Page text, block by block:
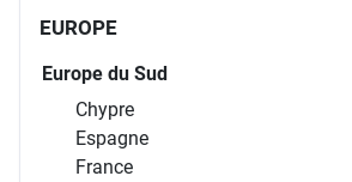
EUROPE
Europe du Sud
Chypre
Espagne
France